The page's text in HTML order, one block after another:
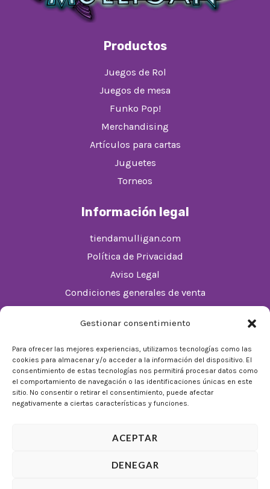
Gestionar consentimiento
Para ofrecer las mejores experiencias, utilizamos tecnologías como las
cookies para almacenar y/o acceder a la información del dispositivo. El
consentimiento de estas tecnologías nos permitirá procesar datos como
el comportamiento de navegación o las identificaciones únicas en este
sitio. No consentir o retirar el consentimiento, puede afectar
negativamente a ciertas características y funciones.
ACEPTAR
DENEGAR
Productos
Juegos de Rol
Juegos de mesa
Funko Pop!
Merchandising
Artículos para cartas
Juguetes
Torneos
Información legal
tiendamulligan.com
Política de Privacidad
Aviso Legal
Condiciones generales de venta
De Lunes a Domingos de 10:00 a 22:00
Festivos sujetos al horario del Málaga Factory